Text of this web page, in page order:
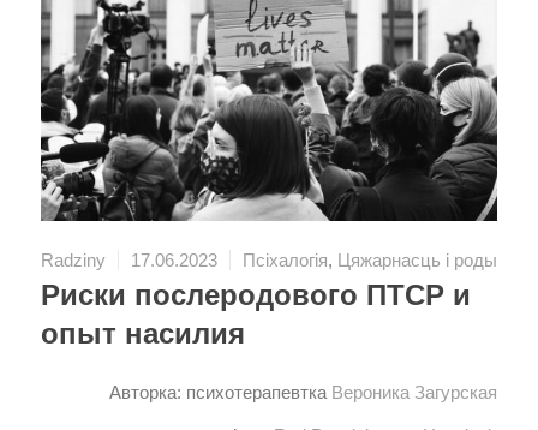
Radziny 17.06.2023 Псіхалогія, Цяжарнасць і роды
Риски послеродового ПТСР и
опыт насилия
Авторка: психотерапевтка Вероника Загурская